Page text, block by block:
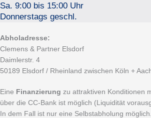
Sa. 9:00 bis 15:00 Uhr
Donnerstags geschl.
Abholadresse:
Clemens & Partner Elsdorf
Daimlerstr. 4
50189 Elsdorf / Rheinland zwischen Köln +
Eine Finanzierung zu attraktiven Konditionen
über die CC-Bank ist möglich (Liquidität
In dem Fall ist nur eine Selbstabholung möglich.